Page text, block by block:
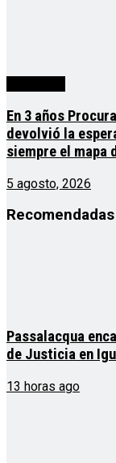
En 3 años
devolvió la
siempre el mapa
5 agosto, 2026
Recomendadas
Passalacqua
de Justicia en
13 horas ago